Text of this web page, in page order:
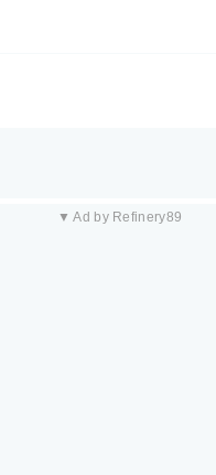
▼ Ad by Refinery89